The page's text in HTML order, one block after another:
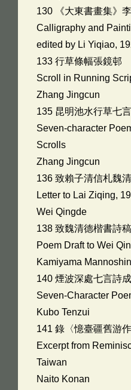
130 《大東書畫集》
Calligraphy and
edited by Li Yiqiao,
133 行草條幅張鏡邨
Scroll in Running
Zhang Jingcun
135 昆明池水行草七
Seven-character
Scrolls
Zhang Jingcun
136 致賴子清信札魏
Letter to Lai Ziqing,
Wei Qingde
138 致魏清德楷書詩
Poem Draft to Wei
Kamiyama Mannoshin
140 煙波深處七言詩
Seven-Character
Kubo Tenzui
141 錄〈憶臺疆舊游
Excerpt from
Taiwan
Naito Konan